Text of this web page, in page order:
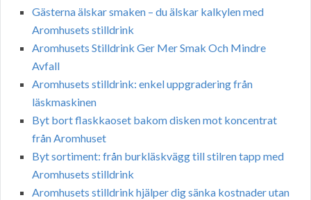
Gästerna älskar smaken – du älskar kalkylen med
Aromhusets stilldrink
Aromhusets Stilldrink Ger Mer Smak Och Mindre
Avfall
Aromhusets stilldrink: enkel uppgradering från
läskmaskinen
Byt bort flaskkaoset bakom disken mot koncentrat
från Aromhuset
Byt sortiment: från burkläskvägg till stilren tapp med
Aromhusets stilldrink
Aromhusets stilldrink hjälper dig sänka kostnader utan